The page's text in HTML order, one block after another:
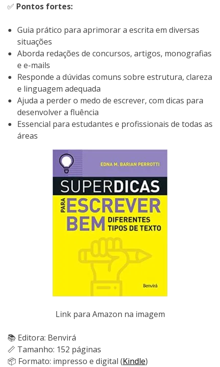
✅ Pontos fortes:
Guia prático para aprimorar a escrita em diversas
situações
Aborda redações de concursos, artigos, monografias
e e-mails
Responde a dúvidas comuns sobre estrutura, clareza
e linguagem adequada
Ajuda a perder o medo de escrever, com dicas para
desenvolver a fluência
Essencial para estudantes e profissionais de todas as
áreas
Link para Amazon na imagem
📚 Editora: Benvirá
📏 Tamanho: 152 páginas
📦 Formato: impresso e digital (Kindle)